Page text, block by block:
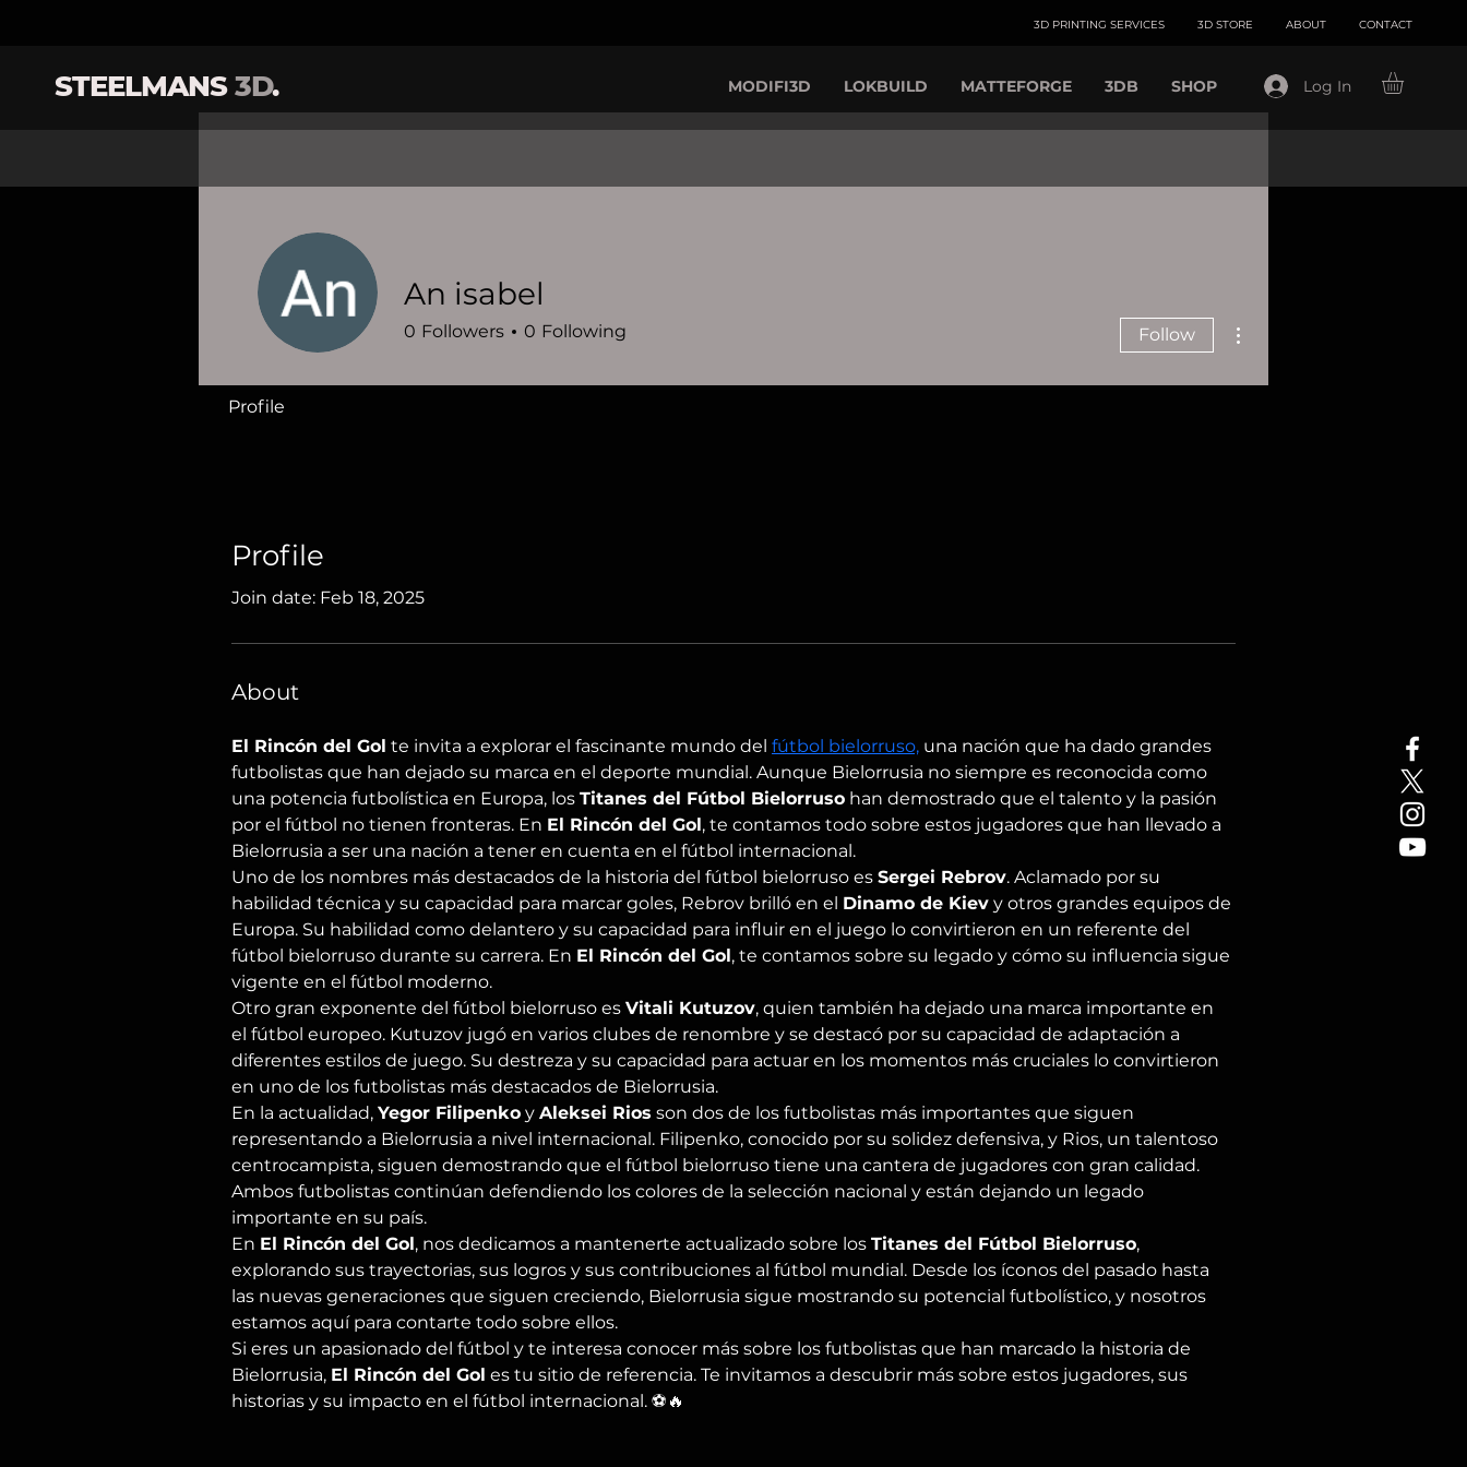
3D PRINTING SERVICES 3D STORE ABOUT CONTACT
STEELMANS3D. MODIFI3D LOKBUILD MATTEFORGE 3DB SHOP Log In
Profile
Join date: Feb 18, 2025
About
El Rincón del Gol te invita a explorar el fascinante mundo del fútbol bielorruso, una nación que ha dado grandes
futbolistas que han dejado su marca en el deporte mundial. Aunque Bielorrusia no siempre es reconocida como
una potencia futbolística en Europa, los Titanes del Fútbol Bielorruso han demostrado que el talento y la pasión
por el fútbol no tienen fronteras. En El Rincón del Gol, te contamos todo sobre estos jugadores que han llevado a
Bielorrusia a ser una nación a tener en cuenta en el fútbol internacional.
Uno de los nombres más destacados de la historia del fútbol bielorruso es Sergei Rebrov. Aclamado por su
habilidad técnica y su capacidad para marcar goles, Rebrov brilló en el Dinamo de Kiev y otros grandes equipos de
Europa. Su habilidad como delantero y su capacidad para influir en el juego lo convirtieron en un referente del
fútbol bielorruso durante su carrera. En El Rincón del Gol, te contamos sobre su legado y cómo su influencia sigue
vigente en el fútbol moderno.
Otro gran exponente del fútbol bielorruso es Vitali Kutuzov, quien también ha dejado una marca importante en
el fútbol europeo. Kutuzov jugó en varios clubes de renombre y se destacó por su capacidad de adaptación a
diferentes estilos de juego. Su destreza y su capacidad para actuar en los momentos más cruciales lo convirtieron
en uno de los futbolistas más destacados de Bielorrusia.
En la actualidad, Yegor Filipenko y Aleksei Rios son dos de los futbolistas más importantes que siguen
representando a Bielorrusia a nivel internacional. Filipenko, conocido por su solidez defensiva, y Rios, un talentoso
centrocampista, siguen demostrando que el fútbol bielorruso tiene una cantera de jugadores con gran calidad.
Ambos futbolistas continúan defendiendo los colores de la selección nacional y están dejando un legado
importante en su país.
En El Rincón del Gol, nos dedicamos a mantenerte actualizado sobre los Titanes del Fútbol Bielorruso,
explorando sus trayectorias, sus logros y sus contribuciones al fútbol mundial. Desde los íconos del pasado hasta
las nuevas generaciones que siguen creciendo, Bielorrusia sigue mostrando su potencial futbolístico, y nosotros
estamos aquí para contarte todo sobre ellos.
Si eres un apasionado del fútbol y te interesa conocer más sobre los futbolistas que han marcado la historia de
Bielorrusia, El Rincón del Gol es tu sitio de referencia. Te invitamos a descubrir más sobre estos jugadores, sus
historias y su impacto en el fútbol internacional. ⚽🔥
An isabel
0 Followers 0 Following Follow
Profile